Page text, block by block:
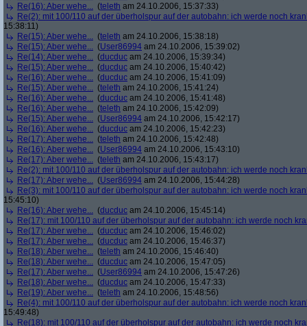
Re(16): Aber wehe... (teleth am 24.10.2006, 15:37:33)
Re(2): mit 100/110 auf der überholspur auf der autobahn: ich werde noch
15:38:11)
Re(15): Aber wehe... (teleth am 24.10.2006, 15:38:18)
Re(15): Aber wehe... (User86994 am 24.10.2006, 15:39:02)
Re(14): Aber wehe... (ducduc am 24.10.2006, 15:39:34)
Re(15): Aber wehe... (ducduc am 24.10.2006, 15:40:42)
Re(16): Aber wehe... (ducduc am 24.10.2006, 15:41:09)
Re(15): Aber wehe... (teleth am 24.10.2006, 15:41:24)
Re(16): Aber wehe... (ducduc am 24.10.2006, 15:41:48)
Re(16): Aber wehe... (teleth am 24.10.2006, 15:42:09)
Re(15): Aber wehe... (User86994 am 24.10.2006, 15:42:17)
Re(16): Aber wehe... (ducduc am 24.10.2006, 15:42:23)
Re(17): Aber wehe... (teleth am 24.10.2006, 15:42:48)
Re(16): Aber wehe... (User86994 am 24.10.2006, 15:43:10)
Re(17): Aber wehe... (teleth am 24.10.2006, 15:43:17)
Re(2): mit 100/110 auf der überholspur auf der autobahn: ich werde noch
Re(17): Aber wehe... (User86994 am 24.10.2006, 15:44:28)
Re(3): mit 100/110 auf der überholspur auf der autobahn: ich werde noch
15:45:10)
Re(16): Aber wehe... (ducduc am 24.10.2006, 15:45:14)
Re(17): mit 100/110 auf der überholspur auf der autobahn: ich werde noch
Re(17): Aber wehe... (ducduc am 24.10.2006, 15:46:02)
Re(17): Aber wehe... (ducduc am 24.10.2006, 15:46:37)
Re(18): Aber wehe... (teleth am 24.10.2006, 15:46:40)
Re(18): Aber wehe... (ducduc am 24.10.2006, 15:47:05)
Re(17): Aber wehe... (User86994 am 24.10.2006, 15:47:26)
Re(18): Aber wehe... (ducduc am 24.10.2006, 15:47:33)
Re(19): Aber wehe... (teleth am 24.10.2006, 15:48:56)
Re(4): mit 100/110 auf der überholspur auf der autobahn: ich werde noch
15:49:48)
Re(18): mit 100/110 auf der überholspur auf der autobahn: ich werde noch